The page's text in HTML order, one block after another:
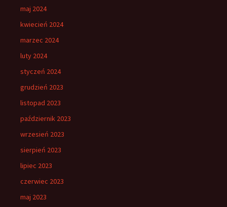
maj 2024
kwiecień 2024
marzec 2024
luty 2024
styczeń 2024
grudzień 2023
listopad 2023
październik 2023
wrzesień 2023
sierpień 2023
lipiec 2023
czerwiec 2023
maj 2023